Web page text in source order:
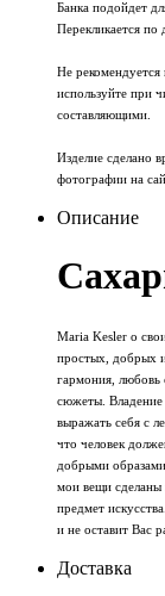
Банка подойдет
Перекликается по
Не
используйте при
составляющими.
Изделие сделано
фотографии на
Описание
Maria Kesler о
простых, добрых
гармония, любовь
сюжеты. Владение
выражать себя с
что человек
добрыми
мои вещи сделаны
предмет
и не оставит Вас
Доставка